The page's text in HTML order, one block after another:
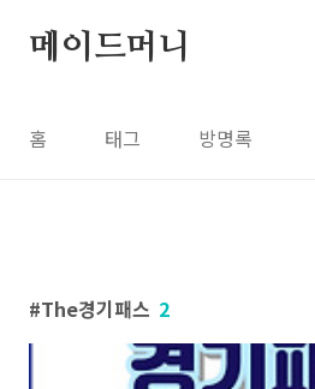
메이드머니
홈 태그 방명록
The경기패스 2